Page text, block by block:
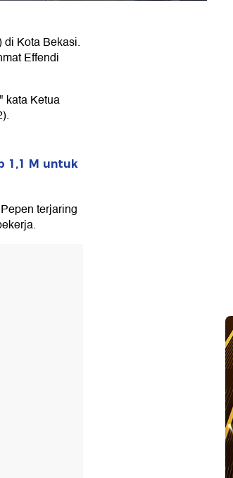
di Kota Bekasi.
Effendi
kata Ketua
1,1 M untuk
terjaring